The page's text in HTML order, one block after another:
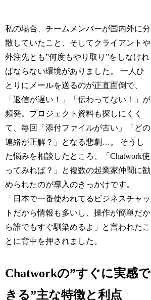
私の場合、チームメンバーが国内外に分
散していたこと、そしてクライアントや
外注先とも”何度もやり取り”をしなけれ
ばならない環境がありました。 一人ひ
とりにメールを送るのが正直面倒で、
「返信が遅い！」「伝わってない！」が
頻発。プロジェクト資料も探しにくく
て、毎回「添付ファイルが古い」「どの
連絡が正解？」となる悲劇…。 そうし
た悩みを相談したところ、「Chatwork使
ってみれば？」と複数の起業家仲間に勧
められたのが導入のきっかけです。
「日本で一番使われてるビジネスチャッ
トだから情報も多いし、操作が簡単だか
ら誰でもすぐ馴染めるよ」と言われたこ
とに背中を押されました。
Chatworkの”すぐに実感で
きる”主な特徴と利点